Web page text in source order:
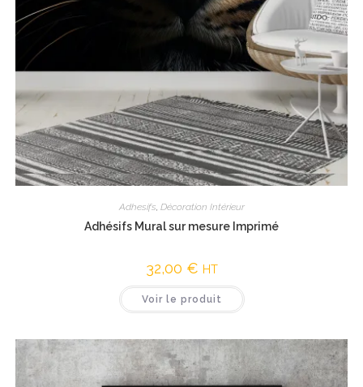
Vue rapide
Adhesifs Décoration Intérieur
Adhésifs Mural sur mesure Imprimé
32,00 € HT
Voir le produit